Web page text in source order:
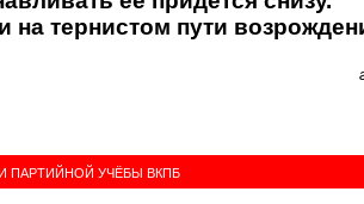
на тернистом пути
ПАРТИЙНОЙ УЧЁБЫ ВКПБ